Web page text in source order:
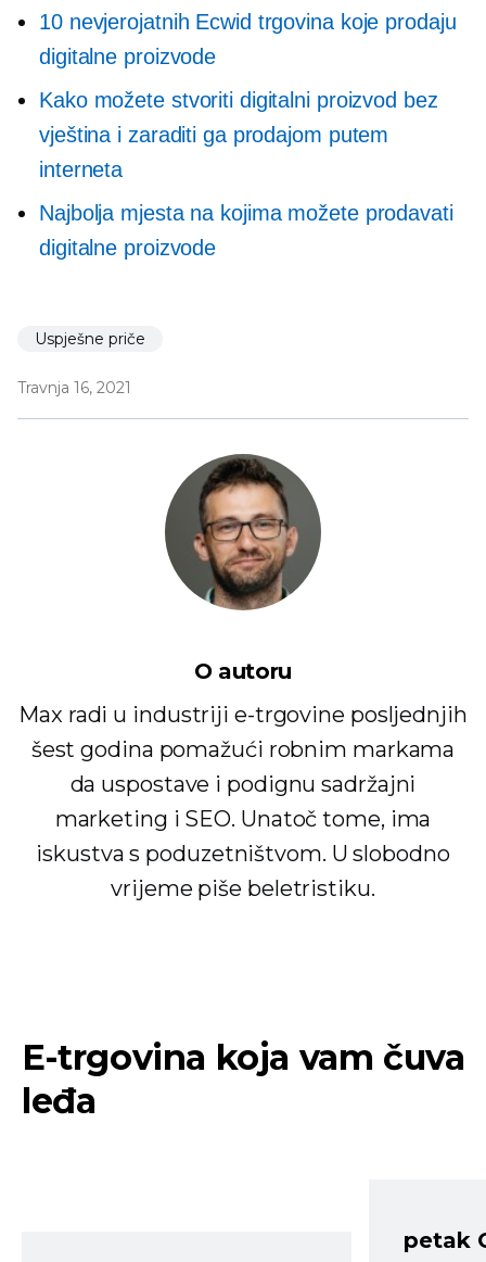
10 nevjerojatnih Ecwid trgovina koje prodaju
digitalne proizvode
Kako možete stvoriti digitalni proizvod bez
vještina i zaraditi ga prodajom putem
interneta
Najbolja mjesta na kojima možete prodavati
digitalne proizvode
Uspješne priče
Travnja 16, 2021
O autoru
Max radi u industriji e-trgovine posljednjih
šest godina pomažući robnim markama
da uspostave i podignu sadržajni
marketing i SEO. Unatoč tome, ima
iskustva s poduzetništvom. U slobodno
vrijeme piše beletristiku.
E-trgovina koja vam čuva
leđa
petak